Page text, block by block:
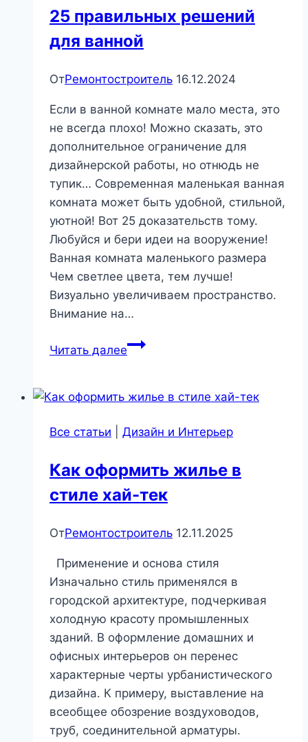
потерять
данные
Разное
25 правильных решений
для ванной
ОтРемонтостроитель 16.12.2024
Если в ванной комнате мало места, это
не всегда плохо! Можно сказать, это
дополнительное ограничение для
дизайнерской работы, но отнюдь не
тупик… Современная маленькая ванная
комната может быть удобной, стильной,
уютной! Вот 25 доказательств тому.
Любуйся и бери идеи на вооружение!
Ванная комната маленького размера
Чем светлее цвета, тем лучше!
Визуально увеличиваем пространство.
Внимание на…
Читать далее25
для
Все статьи
Дизайн и Интерьер
Как оформить жилье в
стиле хай-тек
ОтРемонтостроитель 12.11.2025
Применение и основа стиля
Изначально стиль применялся в
городской архитектуре, подчеркивая
холодную красоту промышленных
зданий. В оформление домашних и
офисных интерьеров он перенес
характерные черты урбанистического
дизайна. К примеру, выставление на
всеобщее обозрение воздуховодов,
труб, соединительной арматуры.